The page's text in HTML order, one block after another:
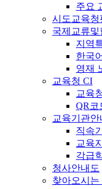
주요
시도교육청
국제교류및
지역
한국
영재
교육청 CI
교육
QR코
교육기관안
직속
교육
각급
청사안내도
찾아오시는